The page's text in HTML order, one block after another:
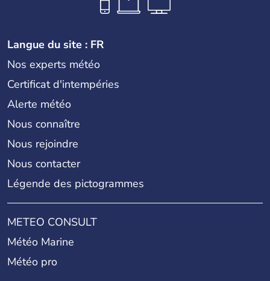
Langue du site : FR
Nos experts météo
Certificat d'intempéries
Alerte météo
Nous connaître
Nous rejoindre
Nous contacter
Légende des pictogrammes
METEO CONSULT
Météo Marine
Météo pro